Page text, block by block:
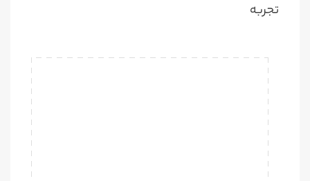
تجربه